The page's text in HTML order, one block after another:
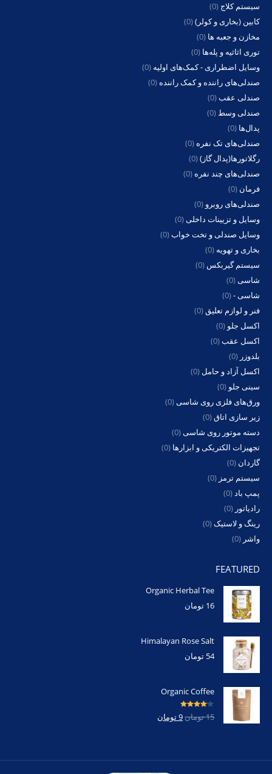
سیستم کلاج (0)
کابین (بخاری و کولر)(0)
مخازن و جعبه ها (0)
توری اثاثیه و پله‌ها (0)
وسایل اضطراری - کمک‌های اولیه (0)
صندلی‌های راننده و کمک راننده (0)
صندلی عقب(0)
صندلی وسط (0)
پدال‌ها (0)
صندلی‌های تک نفره (0)
رگلاتورها(پدال گاز)(0)
صندلی‌های چند نفره (0)
فرمان (0)
صندلی‌های روبرو (0)
وسایل و تزیینات داخلی(0)
وسایل صندلی و تخت خواب(0)
بخاری و تهویه (0)
سیستم گیربکس (0)
شاسی(0)
شاسی -(0)
فنر و لوازم تعلیق(0)
اکسل جلو (0)
اکسل عقب(0)
بلدوزر (0)
اکسل آزاد و حامل (0)
سینی جلو (0)
ورق‌های فلزی روی شاسی(0)
زیر سازی اتاق(0)
دسته موتور روی شاسی(0)
تجهیزات الکتریکی و ابزارها (0)
گاردان (0)
سیستم ترمز (0)
پمپ باد(0)
رادیاتور (0)
رینگ و لاستیک(0)
واشر (0)
FEATURED
Organic Herbal Tee
16 تومان
Himalayan Rose Salt
54 تومان
Organic Coffee
امتیاز4.00
از 5 15تومان9تومان